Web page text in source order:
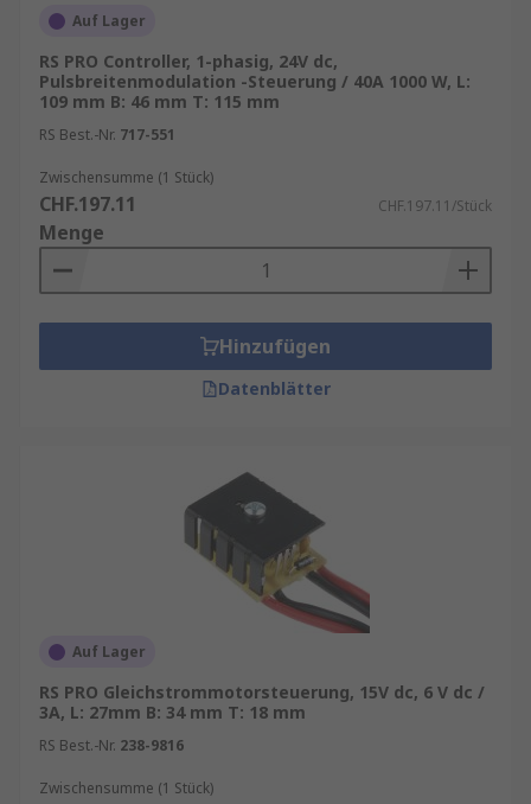
Auf Lager
RS PRO Controller, 1-phasig, 24V dc,
Pulsbreitenmodulation -Steuerung / 40A 1000 W, L:
109 mm B: 46 mm T: 115 mm
RS Best.-Nr. 717-551
Zwischensumme (1 Stück)
CHF.197.11 CHF.197.11/Stück
Menge
Hinzufügen
Datenblätter
Auf Lager
RS PRO Gleichstrommotorsteuerung, 15V dc, 6 V dc /
3A, L: 27mm B: 34 mm T: 18 mm
RS Best.-Nr. 238-9816
Zwischensumme (1 Stück)